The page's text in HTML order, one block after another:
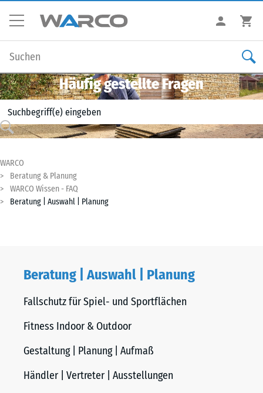
Häufig gestellte Fragen
WARCO
Beratung & Planung
WARCO Wissen - FAQ
Beratung | Auswahl | Planung
Beratung | Auswahl | Planung
Fallschutz für Spiel- und Sportflächen
Fitness Indoor & Outdoor
Gestaltung | Planung | Aufmaß
Händler | Vertreter | Ausstellungen